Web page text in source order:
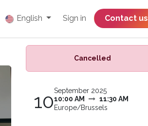
English Sign in ​​​​​​​​​​​​​​​​Contact us
Cancelled
10September 2025
10:00 AM
11:30 AM
Europe/Brussels